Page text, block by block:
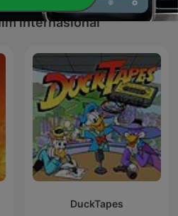
internasional
DuckTapes